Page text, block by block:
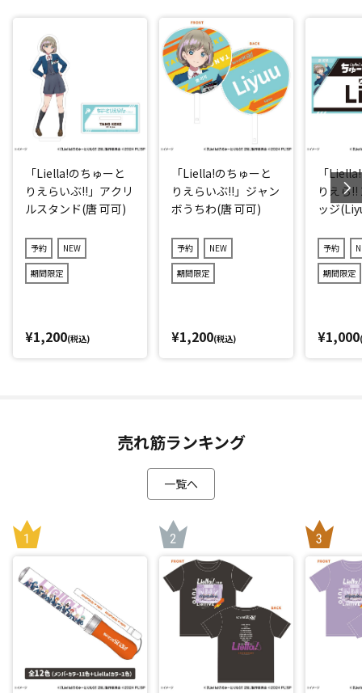
「Liella!のちゅーと
りえらいぶ!!」アクリ
ルスタンド(唐 可可)
予約 NEW
期間限定
¥1,200(税込)
「Liella!のちゅーと
りえらいぶ!!」ジャン
ボうちわ(唐 可可)
予約 NEW
期間限定
¥1,200(税込)
「
りえら
ッジ
予約
期間限定
¥1,000
売れ筋ランキング
一覧へ